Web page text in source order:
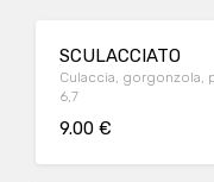
SCULACCIATO
Culaccia, gorgonzola,
6,7
9.00 €